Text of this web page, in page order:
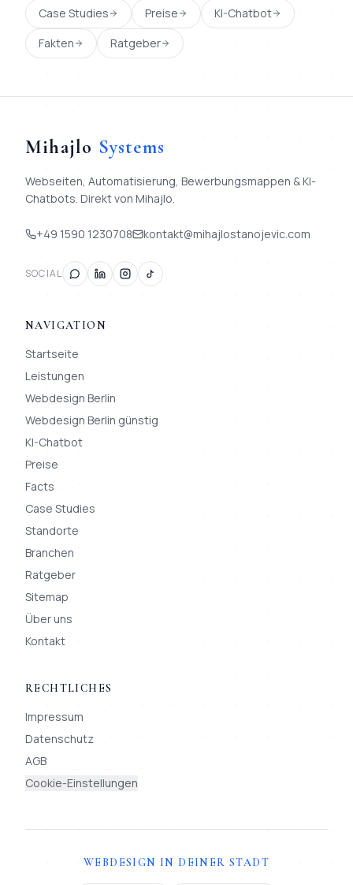
Case Studies
Preise
KI-Chatbot
Fakten
Ratgeber
Mihajlo Systems
Webseiten, Automatisierung, Bewerbungsmappen & KI-
Chatbots. Direkt von Mihajlo.
+49 1590 1230708 kontakt@mihajlostanojevic.com
SOCIAL
NAVIGATION
Startseite
Leistungen
Webdesign Berlin
Webdesign Berlin günstig
KI-Chatbot
Preise
Facts
Case Studies
Standorte
Branchen
Ratgeber
Sitemap
Über uns
Kontakt
RECHTLICHES
Impressum
Datenschutz
AGB
Cookie-Einstellungen
WEBDESIGN IN DEINER STADT